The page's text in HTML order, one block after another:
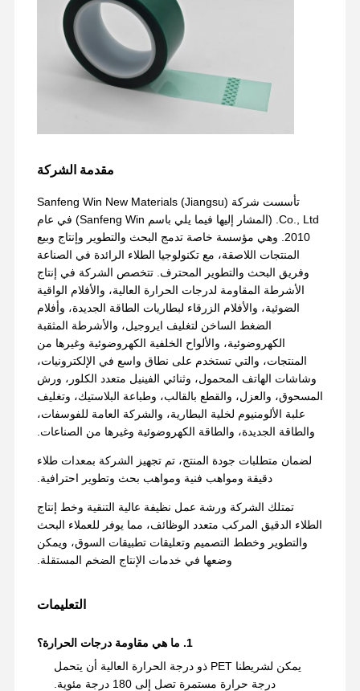
مقدمة الشركة
تأسست شركة Sanfeng Win New Materials (Jiangsu)
Co., Ltd. (المشار إليها فيما يلي باسم Sanfeng Win) في عام
2010. وهي مؤسسة خاصة تدمج البحث والتطوير وإنتاج وبيع
المنتجات اللاصقة، مع تكنولوجيا الطلاء الرائدة في الصناعة
وفريق البحث والتطوير المحترف. تتخصص الشركة في إنتاج
الأشرطة المقاومة لدرجات الحرارة العالية، والأفلام الواقية
الضوئية، والأفلام الزرقاء لبطاريات الطاقة الجديدة، وأفلام
الضغط الساخن لتغليف ايروجيل، والأشرطة المثقبة
الكهروضوئية، والألواح الخلفية الكهروضوئية وغيرها من
المنتجات، والتي تستخدم على نطاق واسع في الإلكترونيات،
وشاشات الهاتف المحمول، وثنائي الفينيل متعدد الكلور، ورش
المسحوق، والعزل، والقطع بالقالب، وطباعة البلاستيك، وتغليف
علبة الألومنيوم لخلية البطارية، والشركة العامة للفوسفات،
والطاقة الجديدة، والطاقة الكهروضوئية وغيرها من الصناعات.
لضمان متطلبات جودة المنتج، تم تجهيز الشركة بمعدات طلاء
دقيقة ومواهب فنية ومواهب بحث وتطوير احترافية.
تمتلك الشركة ورشة عمل نظيفة عالية التنقية وخط إنتاج
الطلاء الدقيق المركب متعدد الوظائف، مما يوفر للعملاء البحث
والتطوير وخطط التصميم وتعليقات تطبيقات السوق، ويمكن
وضعها في خدمات الإنتاج الضخم المستقلة.
التعليمات
1. ما هي مقاومة درجات الحرارة؟
يمكن لشريطنا PET ذو درجة الحرارة العالية أن يتحمل
درجة حرارة مستمرة تصل إلى 180 درجة مئوية.